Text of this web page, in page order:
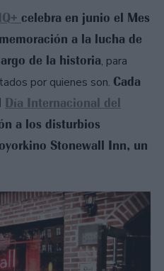
celebra en junio el Mes
a la lucha de
de la historia, para
por quienes son. Cada
Día Internacional del
a los disturbios
Stonewall Inn, un